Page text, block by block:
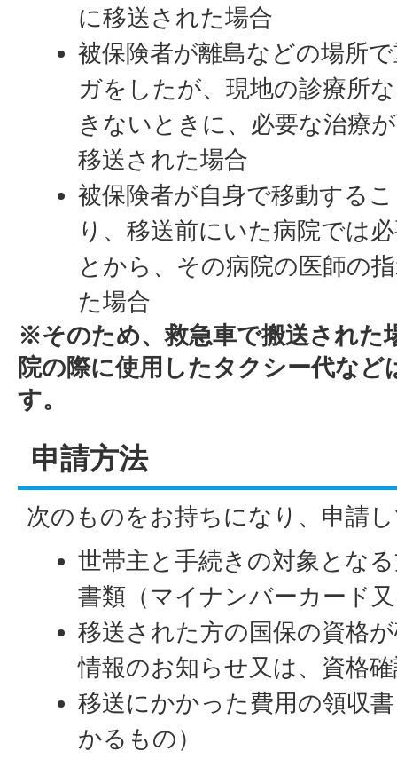
に移送された場合
被保険者が離島などの場所
ガをしたが、現地の診療所
きないときに、必要な治療
移送された場合
被保険者が自身で移動する
り、移送前にいた病院では
とから、その病院の医師の
た場合
※そのため、救急車で搬送された
院の際に使用したタクシー代など
す。
申請方法
次のものをお持ちになり、申請
世帯主と手続きの対象とな
書類（マイナンバーカード
移送された方の国保の資格
情報のお知らせ又は、資格
移送にかかった費用の領収
かるもの）